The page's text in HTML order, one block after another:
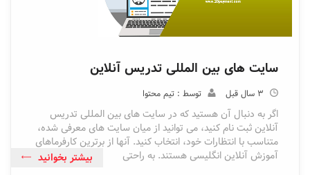
سایت های بین المللی تدریس آنلاین
3 سال قبل توسط : تیم محتوا
اگر به دنبال آن هستید که در سایت های بین المللی تدریس
آنلاین ثبت نام کنید، می توانید از میان سایت های معرفی شده،
متناسب با انتظارات خود، انتخاب کنید. آنها از برترین کارفرماهای
آموزش آنلاین انگلیسی هستند. به راحتی
بیشتر بخوانید